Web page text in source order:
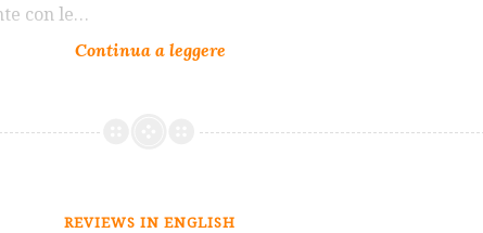
con le…
REVIEWS IN ENGLISH